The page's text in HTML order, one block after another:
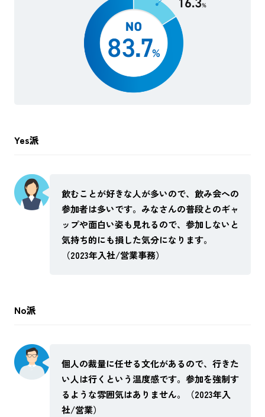
Yes派
飲むことが好きな人が多いので、飲み会への
参加者は多いです。みなさんの普段とのギャ
ップや面白い姿も見れるので、参加しないと
気持ち的にも損した気分になります。
（2023年入社/営業事務）
No派
個人の裁量に任せる文化があるので、行きた
い人は行くという温度感です。参加を強制す
るような雰囲気はありません。（2023年入
社/営業）